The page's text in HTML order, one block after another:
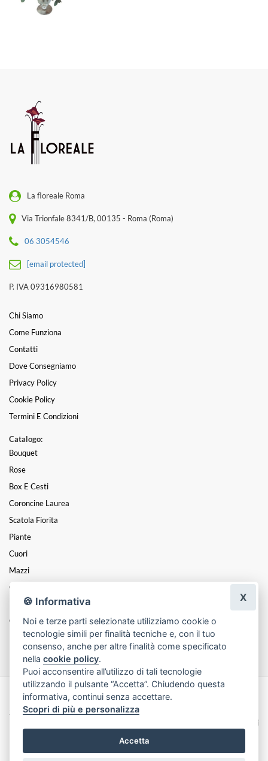
La floreale Roma
Via Trionfale 8341/B, 00135 - Roma (Roma)
06 3054546
[email protected]
P. IVA 09316980581
Chi Siamo
Come Funziona
Contatti
Dove Consegniamo
Privacy Policy
Cookie Policy
Termini E Condizioni
Catalogo:
Bouquet
Rose
Box E Cesti
Coroncine Laurea
Scatola Fiorita
Piante
Cuori
Mazzi
Composizioni
LAUREA
Centrotavola
Funebre
Made with byInfoser.it- Realizzazione Siti ecommerce per Fioristi
2026
Termini e Condizioni
🍪 Informativa
Noi e terze parti selezionate utilizziamo cookie o
tecnologie simili per finalità tecniche e, con il tuo
consenso, anche per altre finalità come specificato
nellacookie policy.
Puoi acconsentire all’utilizzo di tali tecnologie
utilizzando il pulsante “Accetta”. Chiudendo questa
informativa, continui senza accettare.
Scopri di più e personalizza
Accetta
X